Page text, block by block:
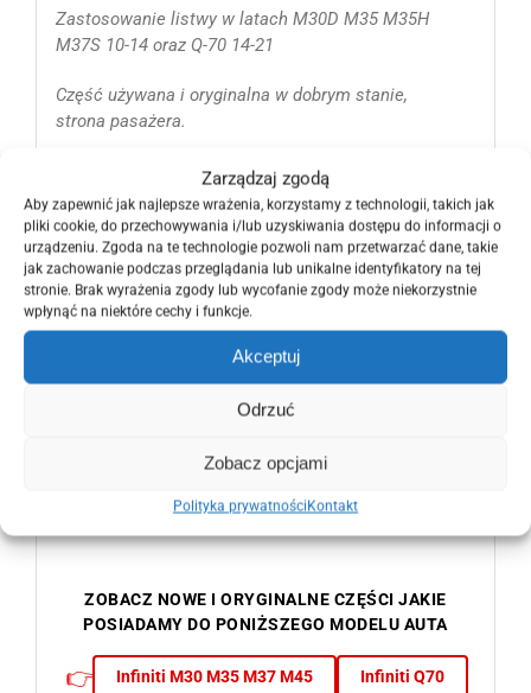
Zarządzaj zgodą
Aby zapewnić jak najlepsze wrażenia, korzystamy z technologii, takich jak
pliki cookie, do przechowywania i/lub uzyskiwania dostępu do informacji o
urządzeniu. Zgoda na te technologie pozwoli nam przetwarzać dane, takie
jak zachowanie podczas przeglądania lub unikalne identyfikatory na tej
stronie. Brak wyrażenia zgody lub wycofanie zgody może niekorzystnie
wpłynąć na niektóre cechy i funkcje.
Akceptuj
Odrzuć
Zobacz opcjami
Polityka prywatnościKontakt
Zastosowanie listwy w latach M30D M35 M35H
M37S 10-14 oraz Q-70 14-21
Część używana i oryginalna w dobrym stanie,
strona pasażera.
Nr katalogowy i oryginalny producenta OE OEM
Nissana :
80820-1MA0A, 808201MA0A RH
Zgarniacz, uszczelka prawa, listewka chromowa
zbierająca z szyby będzie pasowała od :
2010 2011 2012 2013 2014 2015 2016 2017 2018
2019 2020 i na 2021 rok.
ogłoszenia, ponieważ posiadamy więcej części do
tego modelu auta.
ZOBACZ NOWE I ORYGINALNE CZĘŚCI JAKIE
POSIADAMY DO PONIŻSZEGO MODELU AUTA
👉 Infiniti M30 M35 M37 M45 Infiniti Q70